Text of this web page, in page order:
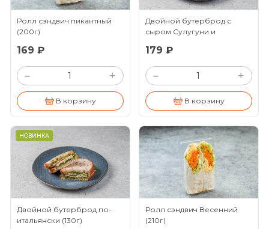
Ролл сэндвич пикантный
(200г)
169 ₽
– +
В корзину
Двойной бутерброд с
сыром Сулугуни и
179 ₽
– +
В корзину
НОВИНКА
Двойной бутерброд по-
итальянски (130г)
Ролл сэндвич Весенний
(210г)